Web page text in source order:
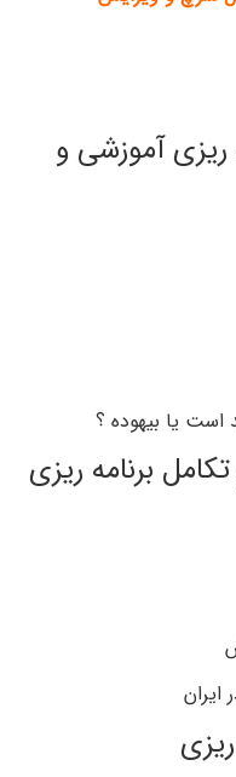
آموزشی و
است یا بیهوده ؟
برنامه ریزی